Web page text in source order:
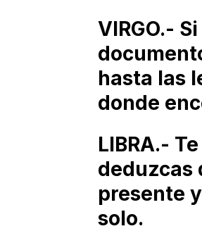
VIRGO.-
hasta las
donde
LIBRA.-
deduzcas
presente
solo.